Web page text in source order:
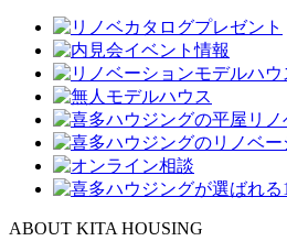
ABOUT KITA HOUSING